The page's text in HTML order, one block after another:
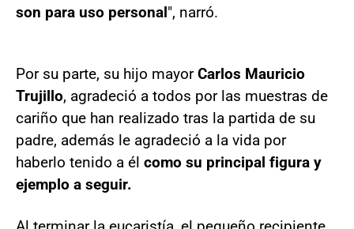
son para uso personal", narró.
Por su parte, su hijo mayorCarlos Mauricio
Trujillo, agradeció a todos por las muestras de
cariño que han realizado tras la partida de su
padre, además le agradeció a la vida por
haberlo tenido a él como su principal figura y
ejemplo a seguir.